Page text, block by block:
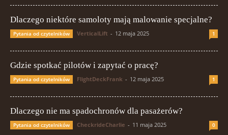
Dlaczego niektóre samoloty mają malowanie specjalne?
Pytania od czytelników VerticalLift - 12 maja 2025 1
Gdzie spotkać pilotów i zapytać o pracę?
Pytania od czytelników FlightDeckFrank - 12 maja 2025 1
Dlaczego nie ma spadochronów dla pasażerów?
Pytania od czytelników CheckrideCharlie - 11 maja 2025 0